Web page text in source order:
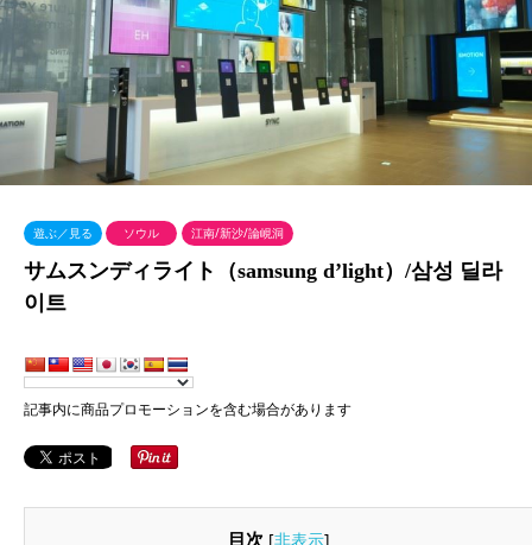
遊ぶ／見る ソウル 江南/新沙/論峴洞
サムスンディライト（samsung d’light）/삼성 딜라
이트
記事内に商品プロモーションを含む場合があります
目次 [非表示]